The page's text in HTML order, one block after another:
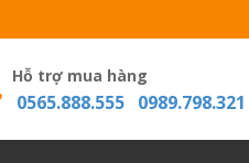
Hỗ trợ mua hàng
0565.888.555 0989.798.321